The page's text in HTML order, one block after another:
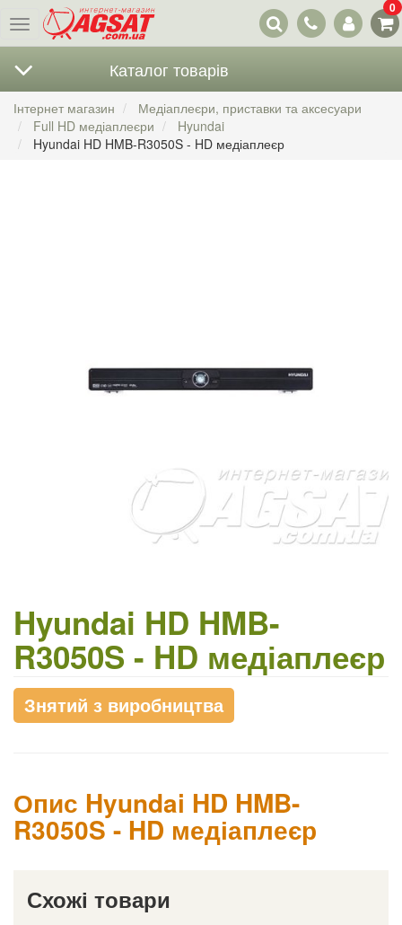
Меню
Наші
контакти
0
Каталог товарів
Інтернет магазин
Медіаплеєри, приставки та аксесуари
Full HD медіаплеєри
Hyundai
Hyundai HD HMB-R3050S - HD медіаплеєр
Hyundai HD HMB-
R3050S - HD медіаплеєр
Знятий з виробництва
Опис Hyundai HD HMB-
R3050S - HD медіаплеєр
Схожі товари